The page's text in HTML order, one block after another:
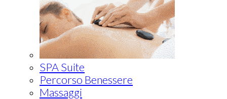
SPA Suite
Percorso Benessere
Massaggi